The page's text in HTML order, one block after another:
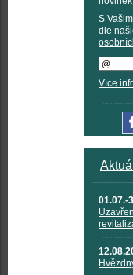
S
dle
Více
01.07.-